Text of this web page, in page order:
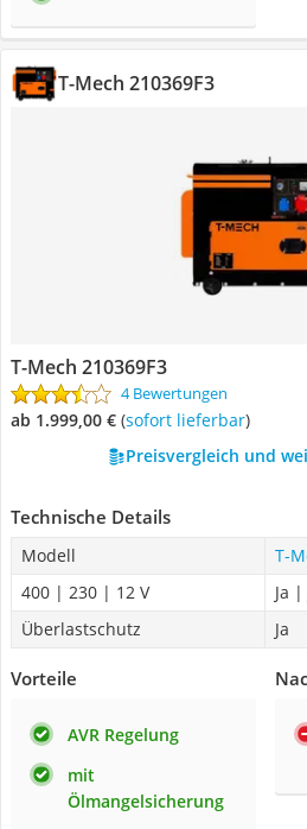
T-Mech 210369F3
T-Mech 210369F3
4 Bewertungen
ab 1.999,00 € ( Sofort lieferbar)
Preisvergleich und
Technische Details
Modell
T-
400 | 230 | 12 V
Ja |
Überlastschutz
Ja
Vorteile
AVR Regelung
mit
Ölmangelsicherung